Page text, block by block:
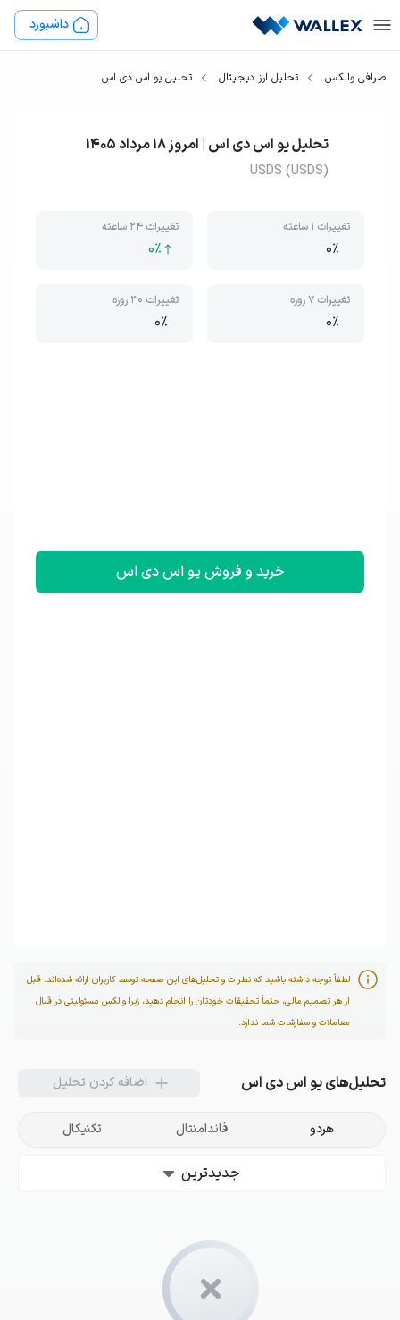
داشبورد
صرافی والکس تحلیل ارز دیجیتال تحلیل یو اس دی اس
تحلیل یو اس دی اس | امروز 18 مرداد 1405
USDS (USDS)
تغییرات ۱ ساعته
٪0
تغییرات ۲۴ ساعته
٪0
تغییرات ۷ روزه
٪0
تغییرات ۳۰ روزه
٪0
خرید و فروش یو اس دی اس
لطفاً توجه داشته باشید که نظرات و تحلیل‌های این صفحه توسط کاربران ارائه شده‌اند. قبل
از هر تصمیم مالی، حتماً تحقیقات خودتان را انجام دهید، زیرا والکس مسئولیتی در قبال
معاملات و سفارشات شما ندارد.
تحلیل‌هاییو اس دی اس اضافه کردن تحلیل
هردو فاندامنتال تکنیکال
جدیدترین